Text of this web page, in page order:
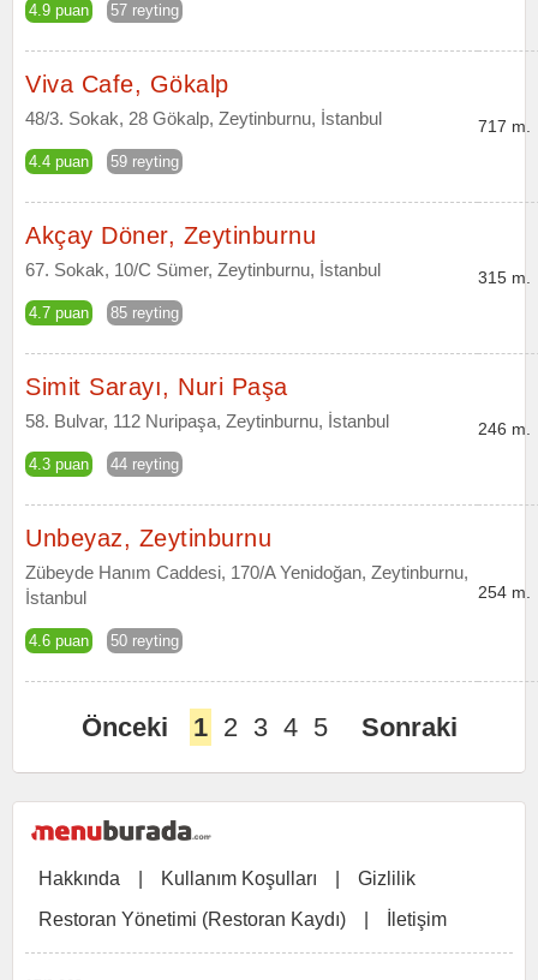
4.9 puan 57 reyting
Viva Cafe, Gökalp
48/3. Sokak, 28 Gökalp, Zeytinburnu, İstanbul
4.4 puan 59 reyting
717 m.
Akçay Döner, Zeytinburnu
67. Sokak, 10/C Sümer, Zeytinburnu, İstanbul
4.7 puan 85 reyting
315 m.
Simit Sarayı, Nuri Paşa
58. Bulvar, 112 Nuripaşa, Zeytinburnu, İstanbul
4.3 puan 44 reyting
246 m.
Unbeyaz, Zeytinburnu
Zübeyde Hanım Caddesi, 170/A Yenidoğan, Zeytinburnu,
İstanbul
4.6 puan 50 reyting
254 m.
Önceki 1 2 3 4 5 Sonraki
Hakkında Kullanım Koşulları
Gizlilik
Restoran Yönetimi (Restoran Kaydı)
İletişim